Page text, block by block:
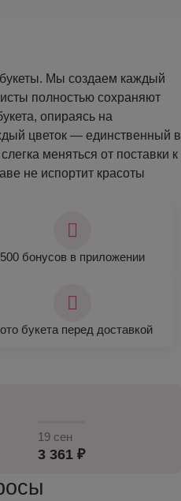
Мы создаем каждый
полностью сохраняют
опираясь на
цветок — единственный в
меняться от поставки к
не испортит красоты
500 бонусов в приложении
букета перед доставкой
19 сен
3 361 ₽